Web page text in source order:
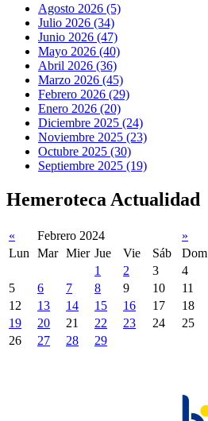
Agosto 2026 (5)
Julio 2026 (34)
Junio 2026 (47)
Mayo 2026 (40)
Abril 2026 (36)
Marzo 2026 (45)
Febrero 2026 (29)
Enero 2026 (20)
Diciembre 2025 (24)
Noviembre 2025 (23)
Octubre 2025 (30)
Septiembre 2025 (19)
Hemeroteca Actualidad
« Febrero 2024
»
Lun
Mar Mier Jue Vie Sáb
Dom
1
2 3
4
5
6 7 8 9 10
11
12
13 14 15 16 17
18
19
20 21 22 23 24
25
26
27 28 29